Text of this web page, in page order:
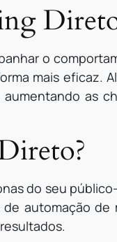
o
mais eficaz.
as
do seu
automação de